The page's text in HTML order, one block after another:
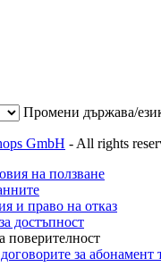
Промени държава/
GmbH - All rights
на ползване
и право на отказ
достъпност
поверителност
за абонамент